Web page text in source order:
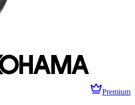
Premium